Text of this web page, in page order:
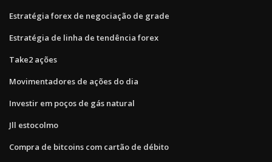
Estratégia forex de negociação de grade
Estratégia de linha de tendência forex
Take2 ações
Movimentadores de ações do dia
Investir em poços de gás natural
Jll estocolmo
Compra de bitcoins com cartão de débito